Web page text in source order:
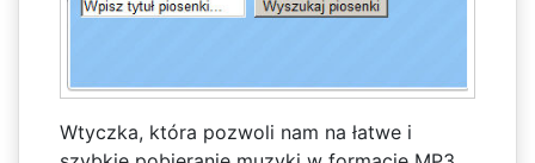
Wtyczka, która pozwoli nam na łatwe i